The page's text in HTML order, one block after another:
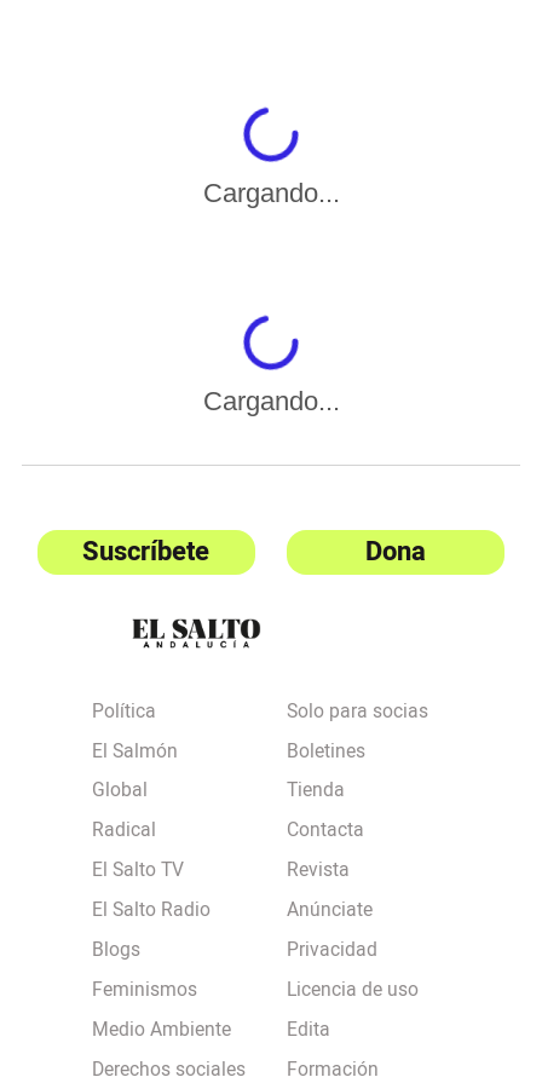
Cargando...
Cargando...
Suscríbete Dona
Política
El Salmón
Global
Radical
El Salto TV
El Salto Radio
Blogs
Feminismos
Medio Ambiente
Derechos sociales
Solo para socias
Boletines
Tienda
Contacta
Revista
Anúnciate
Privacidad
Licencia de uso
Edita
Formación